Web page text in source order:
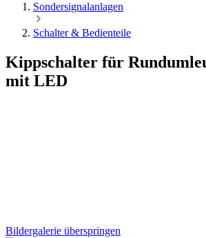
Sondersignalanlagen
Schalter & Bedienteile
Kippschalter für
mit LED
Bildergalerie überspringen